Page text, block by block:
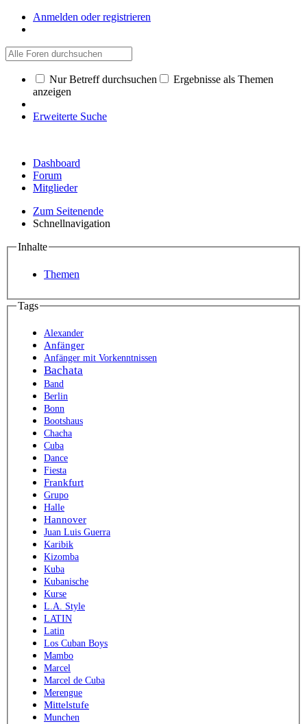
Anmelden oder registrieren
Nur Betreff durchsuchen
Ergebnisse als Themen
anzeigen
Erweiterte Suche
Dashboard
Forum
Mitglieder
Zum Seitenende
Schnellnavigation
Inhalte
Themen
Tags
Alexander
Anfänger
Anfänger mit Vorkenntnissen
Bachata
Band
Berlin
Bonn
Bootshaus
Chacha
Cuba
Dance
Fiesta
Frankfurt
Grupo
Halle
Hannover
Juan Luis Guerra
Karibik
Kizomba
Kuba
Kubanische
Kurse
L.A. Style
LATIN
Latin
Los Cuban Boys
Mambo
Marcel
Marcel de Cuba
Merengue
Mittelstufe
Munchen